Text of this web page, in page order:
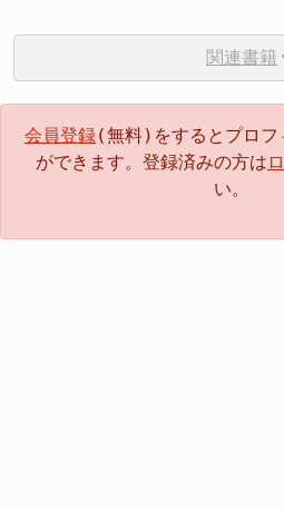
関連書籍
会員登録(無料)をするとプロフ
ができます。登録済みの方は
い。